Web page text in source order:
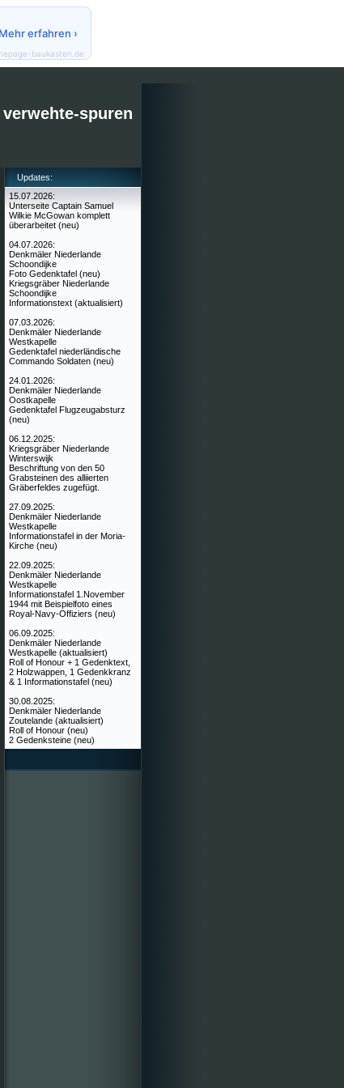
verwehte-spuren
Updates:
15.07.2026:
Unterseite Captain Samuel
Wilkie McGowan komplett
überarbeitet (neu)
04.07.2026:
Denkmäler Niederlande
Schoondijke
Foto Gedenktafel (neu)
Kriegsgräber Niederlande
Schoondijke
Informationstext (aktualisiert)
07.03.2026:
Denkmäler Niederlande
Westkapelle
Gedenktafel niederländische
Commando Soldaten (neu)
24.01.2026:
Denkmäler Niederlande
Oostkapelle
Gedenktafel Flugzeugabsturz
(neu)
06.12.2025:
Kriegsgräber Niederlande
Winterswijk
Beschriftung von den 50
Grabsteinen des alliierten
Gräberfeldes zugefügt.
27.09.2025:
Denkmäler Niederlande
Westkapelle
Informationstafel in der Moria-
Kirche (neu)
22.09.2025:
Denkmäler Niederlande
Westkapelle
Informationstafel 1.November
1944 mit Beispielfoto eines
Royal-Navy-Offiziers (neu)
06.09.2025:
Denkmäler Niederlande
Westkapelle (aktualisiert)
Roll of Honour + 1 Gedenktext,
2 Holzwappen, 1 Gedenkkranz
& 1 Informationstafel (neu)
30.08.2025:
Denkmäler Niederlande
Zoutelande (aktualisiert)
Roll of Honour (neu)
2 Gedenksteine (neu)
Mehr erfahren ›
baukasten.de